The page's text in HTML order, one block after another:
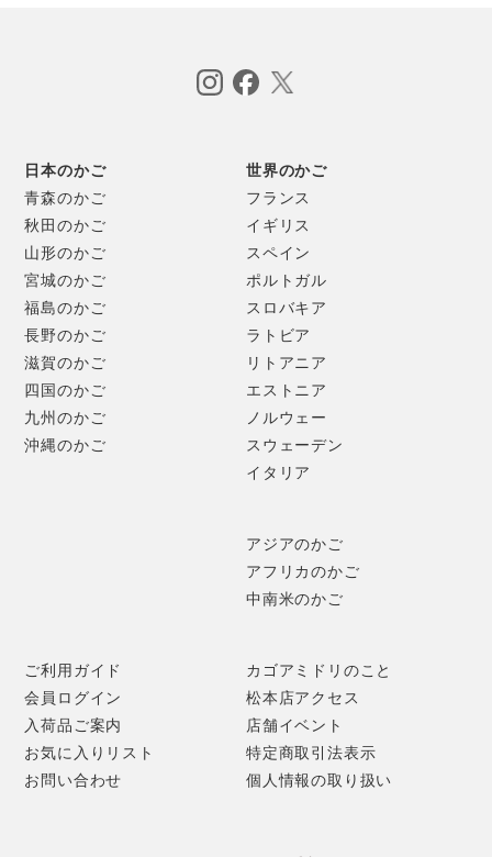
アルミプレートのチャーム付き。
紺色に近い、落ち着いた青です。
日本のかご
青森のかご
秋田のかご
山形のかご
宮城のかご
福島のかご
長野のかご
滋賀のかご
四国のかご
九州のかご
沖縄のかご
世界のかご
フランス
イギリス
スペイン
ポルトガル
スロバキア
ラトビア
リトアニア
エストニア
ノルウェー
スウェーデン
イタリア
アジアのかご
アフリカのかご
中南米のかご
ご利用ガイド
会員ログイン
入荷品ご案内
お気に入りリスト
お問い合わせ
カゴアミドリのこと
松本店アクセス
店舗イベント
特定商取引法表示
個人情報の取り扱い